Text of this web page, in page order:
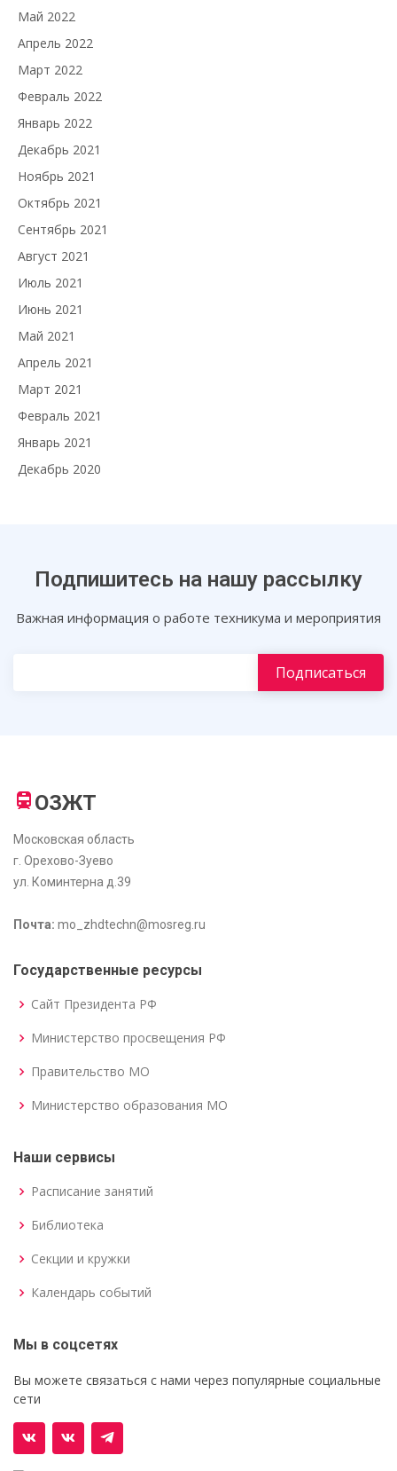
Май 2022
Апрель 2022
Март 2022
Февраль 2022
Январь 2022
Декабрь 2021
Ноябрь 2021
Октябрь 2021
Сентябрь 2021
Август 2021
Июль 2021
Июнь 2021
Май 2021
Апрель 2021
Март 2021
Февраль 2021
Январь 2021
Декабрь 2020
Подпишитесь на нашу рассылку
Важная информация о работе техникума и мероприятия
ОЗЖТ
Московская область
г. Орехово-Зуево
ул. Коминтерна д.39
Почта: mo_zhdtechn@mosreg.ru
Государственные ресурсы
Сайт Президента РФ
Министерство просвещения РФ
Правительство МО
Министерство образования МО
Наши сервисы
Расписание занятий
Библиотека
Секции и кружки
Календарь событий
Мы в соцсетях
Вы можете связаться с нами через популярные социальные
сети